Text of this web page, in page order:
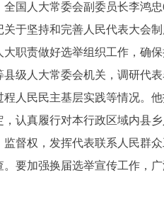
人大常委会副委员长李鸿忠
于坚持和完善人民代表大会
职责做好选举组织工作，确
人大常委会机关，调研代表
人民民主基层实践等情况。
认真履行对本行政区域内县
督权，发挥代表联系人民群
要加强换届选举宣传工作，